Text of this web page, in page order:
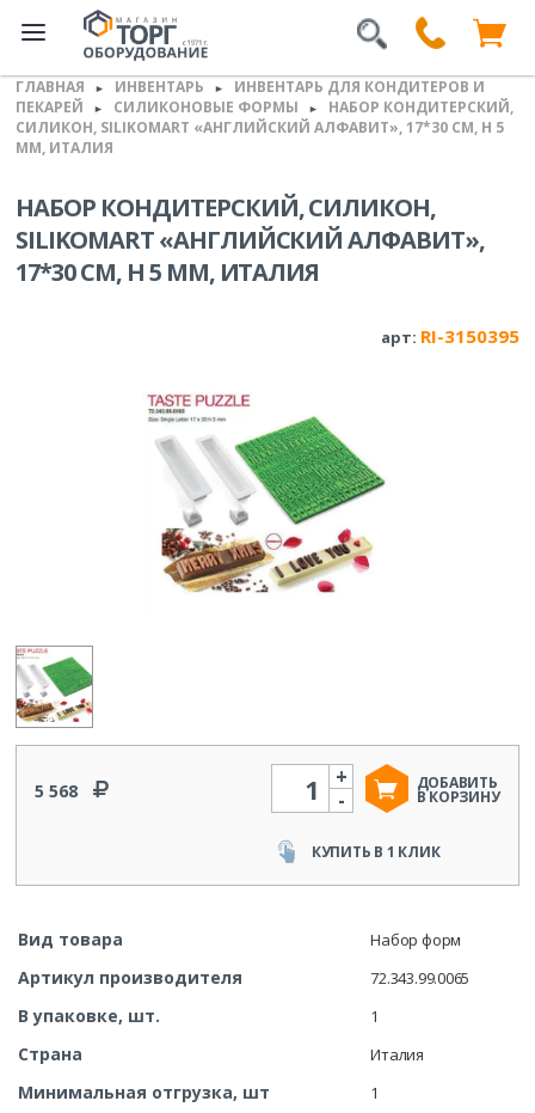
ГЛАВНАЯ ► ИНВЕНТАРЬ ►
ИНВЕНТАРЬ ДЛЯ КОНДИТЕРОВ И
ПЕКАРЕЙ
► СИЛИКОНОВЫЕ ФОРМЫ ►
НАБОР КОНДИТЕРСКИЙ,
СИЛИКОН, SILIKOMART «АНГЛИЙСКИЙ АЛФАВИТ», 17*30 СМ, H 5
ММ, ИТАЛИЯ
НАБОР КОНДИТЕРСКИЙ, СИЛИКОН,
SILIKOMART «АНГЛИЙСКИЙ АЛФАВИТ»,
17*30 СМ, H 5 ММ, ИТАЛИЯ
арт: RI-3150395
5 568
Количество
-
+ ДОБАВИТЬ
В КОРЗИНУ
КУПИТЬ В 1 КЛИК
Вид товара Набор форм
Артикул производителя 72.343.99.0065
В упаковке, шт. 1
Страна Италия
Минимальная отгрузка, шт 1